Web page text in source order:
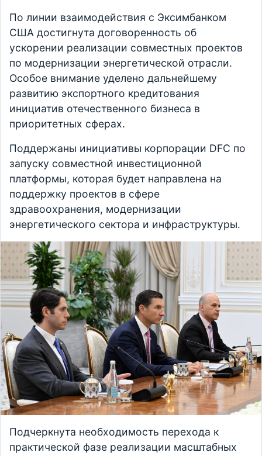
По линии взаимодействия с Эксимбанком
США достигнута договоренность об
ускорении реализации совместных проектов
по модернизации энергетической отрасли.
Особое внимание уделено дальнейшему
развитию экспортного кредитования
инициатив отечественного бизнеса в
приоритетных сферах.
Поддержаны инициативы корпорации DFC по
запуску совместной инвестиционной
платформы, которая будет направлена на
поддержку проектов в сфере
здравоохранения, модернизации
энергетического сектора и инфраструктуры.
Подчеркнута необходимость перехода к
практической фазе реализации масштабных